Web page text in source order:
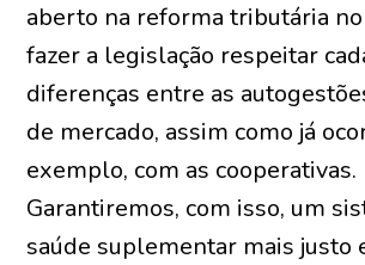
aberto na reforma tributária
fazer a legislação respeitar
diferenças entre as
de mercado, assim como já
exemplo, com as cooperativas.
Garantiremos, com isso, um
saúde suplementar mais justo